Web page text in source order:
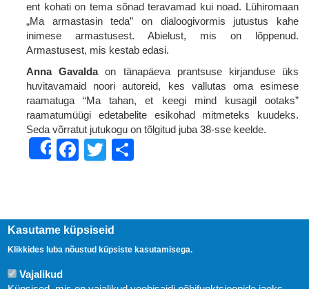
ent kohati on tema sõnad teravamad kui noad. Lühiromaan
„Ma armastasin teda” on dialoogivormis jutustus kahe
inimese armastusest. Abielust, mis on lõppenud.
Armastusest, mis kestab edasi.
Anna Gavaldaon tänapäeva prantsuse kirjanduse üks
huvitavamaid noori autoreid, kes vallutas oma esimese
raamatuga “Ma tahan, et keegi mind kusagil ootaks”
raamatumüügi edetabelite esikohad mitmeteks kuudeks.
Seda võrratut jutukogu on tõlgitud juba 38-sse keelde.
ShareFacebook
Twitter
Kasutame küpsiseid
Klikkides luba nõustud küpsiste kasutamisega.
Vajalikud